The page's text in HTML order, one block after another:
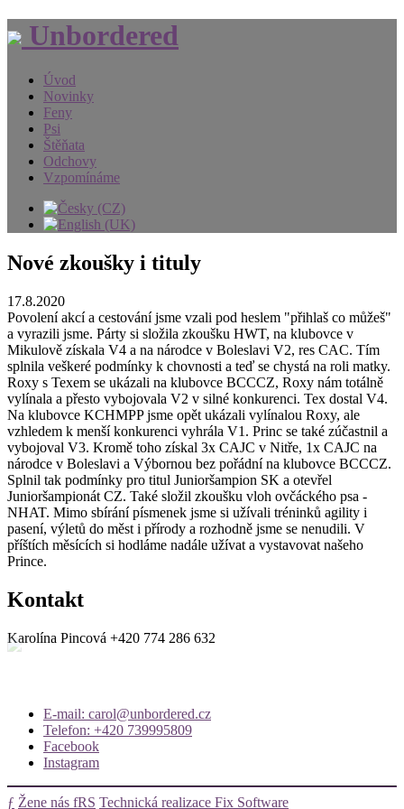
Unbordered
Úvod
Novinky
Feny
Psi
Štěňata
Odchovy
Vzpomínáme
Nové zkoušky i tituly
17.8.2020
Povolení akcí a cestování jsme vzali pod heslem "přihlaš co můžeš"
a vyrazili jsme. Párty si složila zkoušku HWT, na klubovce v
Mikulově získala V4 a na národce v Boleslavi V2, res CAC. Tím
splnila veškeré podmínky k chovnosti a teď se chystá na roli matky.
Roxy s Texem se ukázali na klubovce BCCCZ, Roxy nám totálně
vylínala a přesto vybojovala V2 v silné konkurenci. Tex dostal V4.
Na klubovce KCHMPP jsme opět ukázali vylínalou Roxy, ale
vzhledem k menší konkurenci vyhrála V1. Princ se také zúčastnil a
vybojoval V3. Kromě toho získal 3x CAJC v Nitře, 1x CAJC na
národce v Boleslavi a Výbornou bez pořádní na klubovce BCCCZ.
Splnil tak podmínky pro titul Junioršampion SK a otevřel
Junioršampionát CZ. Také složil zkoušku vloh ovčáckého psa -
NHAT. Mimo sbírání písmenek jsme si užívali tréninků agility i
pasení, výletů do měst i přírody a rozhodně jsme se nenudili. V
příštích měsících si hodláme nadále užívat a vystavovat našeho
Prince.
Kontakt
Karolína Pincová +420 774 286 632
E-mail: carol@unbordered.cz
Telefon: +420 739995809
Facebook
Instagram
ƒ Žene nás fRS Technická realizace Fix Software